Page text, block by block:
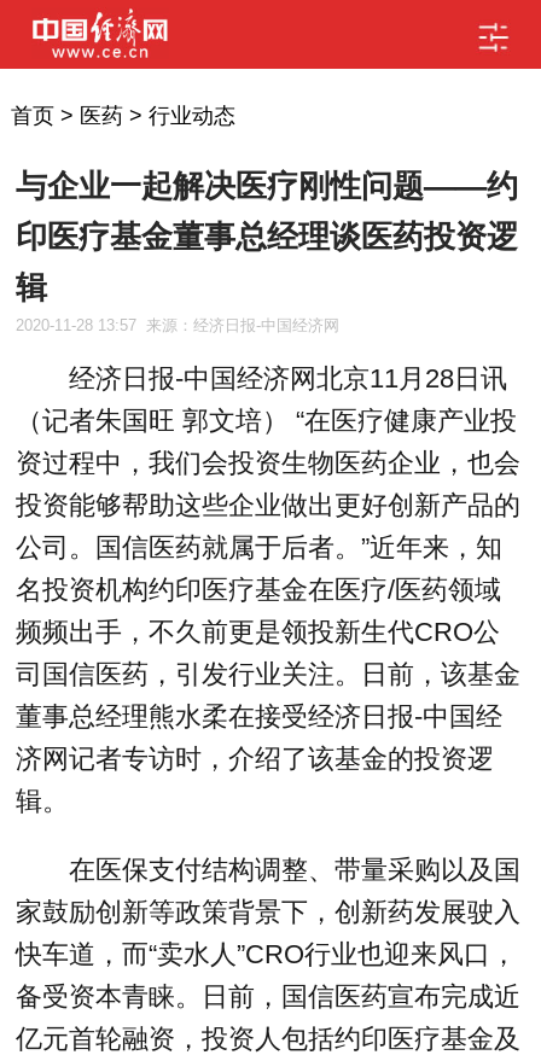
首页> 医药> 行业动态
与企业一起解决医疗刚性问题——约
印医疗基金董事总经理谈医药投资逻
辑
2020-11-28 13:57 来源：经济日报-中国经济网
经济日报-中国经济网北京11月28日讯
（记者朱国旺 郭文培） “在医疗健康产业投
资过程中，我们会投资生物医药企业，也会
投资能够帮助这些企业做出更好创新产品的
公司。国信医药就属于后者。”近年来，知
名投资机构约印医疗基金在医疗/医药领域
频频出手，不久前更是领投新生代CRO公
司国信医药，引发行业关注。日前，该基金
董事总经理熊水柔在接受经济日报-中国经
济网记者专访时，介绍了该基金的投资逻
辑。
在医保支付结构调整、带量采购以及国
家鼓励创新等政策背景下，创新药发展驶入
快车道，而“卖水人”CRO行业也迎来风口，
备受资本青睐。日前，国信医药宣布完成近
亿元首轮融资，投资人包括约印医疗基金及